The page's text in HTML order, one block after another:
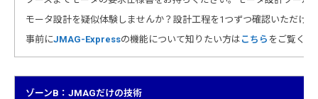
モータ設計を疑似体験しませんか？設計工程を1つずつ確認いただけ
事前にJMAG-Expressの機能について知りたい方は こちら をご覧くだ
ゾーンB：JMAGだけの技術